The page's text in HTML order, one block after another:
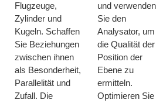
Flugzeuge,
Zylinder und
Kugeln. Schaffen
Sie Beziehungen
zwischen ihnen
als Besonderheit,
Parallelität und
Zufall. Die
und verwenden
Sie den
Analysator, um
die Qualität der
Position der
Ebene zu
ermitteln.
Optimieren Sie